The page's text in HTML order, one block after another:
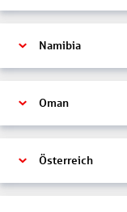
Namibia
Oman
Österreich